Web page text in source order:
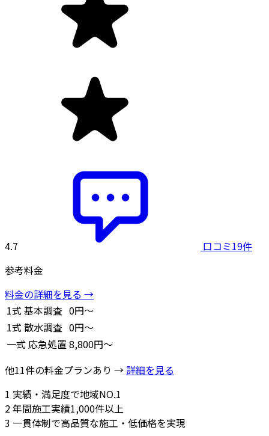
4.7
口コミ19件
参考料金
料金の詳細を見る →
1式 基本調査 0円～
1式 散水調査 0円～
一式 応急処置 8,800円～
他11件の料金プランあり → 詳細を見る
1 実績・満足度で地域NO.1
2年間施工実績1,000件以上
3 一貫体制で高品質な施工・低価格を実現